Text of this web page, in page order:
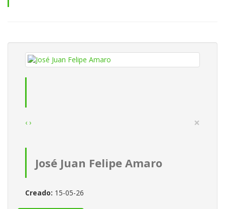
‹ › ×
José Juan Felipe Amaro
Creado: 15-05-26